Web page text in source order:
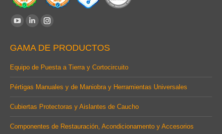
Find us on:
opens
in
window
Linkedin
opens
in
window
Instagram
opens
in
window
GAMA DE PRODUCTOS
Equipo de Puesta a Tierra y Cortocircuito
Pértigas Manuales y de Maniobra y Herramientas Universales
Cubiertas Protectoras y Aislantes de Caucho
Componentes de Restauración, Acondicionamento y Accesorios